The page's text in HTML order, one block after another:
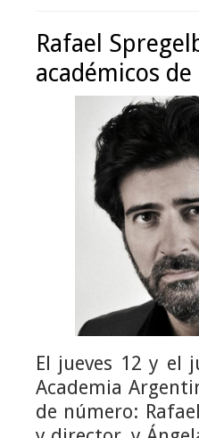
Rafael
académicos
El jueves 12 y el
Academia
de número: